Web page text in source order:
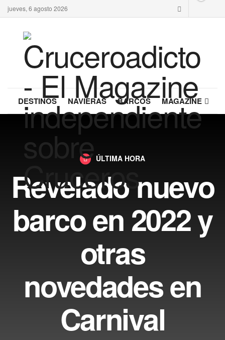
jueves, 6 agosto 2026
DESTINOS NAVIERAS BARCOS MAGAZINE
ÚLTIMA HORA
Revelado nuevo
barco en 2022 y
otras
novedades en
Carnival